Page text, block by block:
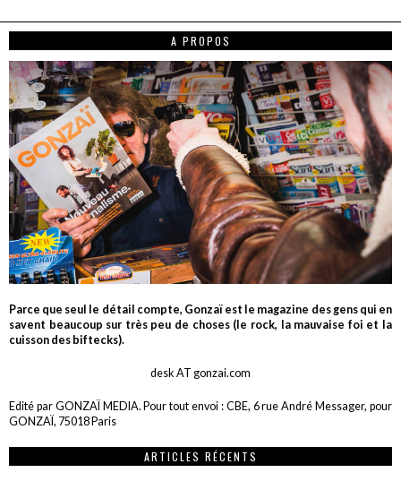
A PROPOS
Parce que seul le détail compte, Gonzaï est le magazine des gens qui en
savent beaucoup sur très peu de choses (le rock, la mauvaise foi et la
cuisson des biftecks).
desk AT gonzai.com
Edité par GONZAÏ MEDIA. Pour tout envoi : CBE, 6 rue André Messager, pour
GONZAÏ, 75018 Paris
ARTICLES RÉCENTS